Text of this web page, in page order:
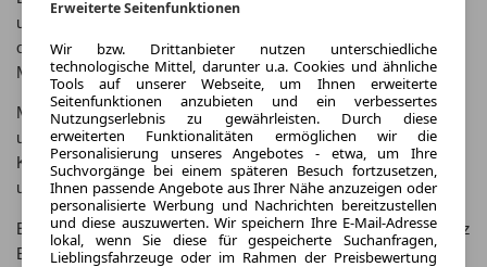
und einem Van und bietet somit ausreichend Platz für Familien
oder längere Reisen. Ihr dynamisches Design und die effiziente
Motorisierung machen sie zu einem idealen Begleiter im Alltag.
Mit einer umfangreichen Ausstattung an Assistenzsystemen
und Infotainment-Optionen setzt die B-Klasse Maßstäbe in ihrer
Klasse. Sie überzeugt zudem mit einem agilen Fahrverhalten
und einem hohen Maß an Sicherheit.
Entdecken Sie die vielfältigen Möglichkeiten der Mercedes-Benz
B-Klasse und genießen Sie ein modernes Fahrerlebnis mit
Erweiterte Seitenfunktionen
Wir bzw. Drittanbieter nutzen unterschiedliche
technologische Mittel, darunter u.a. Cookies und ähnliche
Tools auf unserer Webseite, um Ihnen erweiterte
Seitenfunktionen anzubieten und ein verbessertes
Nutzungserlebnis zu gewährleisten. Durch diese
erweiterten Funktionalitäten ermöglichen wir die
Personalisierung unseres Angebotes - etwa, um Ihre
Suchvorgänge bei einem späteren Besuch fortzusetzen,
Ihnen passende Angebote aus Ihrer Nähe anzuzeigen oder
personalisierte Werbung und Nachrichten bereitzustellen
und diese auszuwerten. Wir speichern Ihre E-Mail-Adresse
lokal, wenn Sie diese für gespeicherte Suchanfragen,
Lieblingsfahrzeuge oder im Rahmen der Preisbewertung